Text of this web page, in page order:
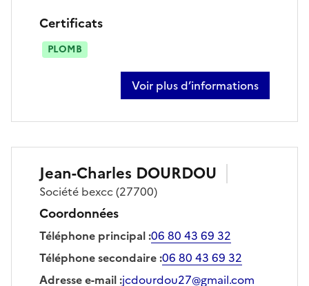
Certificats
PLOMB
Voir plus d’informations
sur patrick rohat
Jean-Charles DOURDOU
Société bexcc(27700)
Coordonnées
Téléphone principal:06 80 43 69 32
Téléphone secondaire:06 80 43 69 32
Adresse e-mail:jcdourdou27@gmail.com